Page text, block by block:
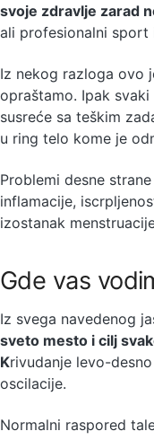
svoje zdravlje zarad
ali profesionalni sport
Iz nekog razloga ovo
opraštamo. Ipak
susreće sa teškim
u ring telo kome je
Problemi desne
inflamacije,
izostanak
Gde vas
Iz svega navedenog
sveto mesto i cilj
Krivudanje levo-
oscilacije.
Normalni raspored